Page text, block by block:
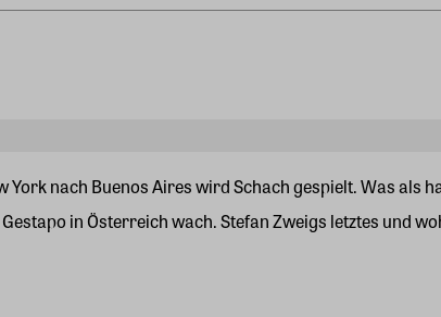
nach Buenos Aires wird Schach gespielt. Was
in Österreich wach. Stefan Zweigs letztes und